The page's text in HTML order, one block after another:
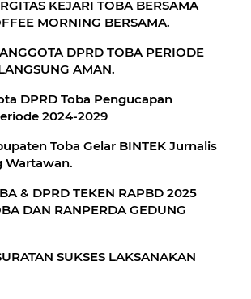
KEJARI TOBA BERSAMA
MORNING BERSAMA.
DPRD TOBA PERIODE
AMAN.
DPRD Toba Pengucapan
2024-2029
Toba Gelar BINTEK Jurnalis
Wartawan.
2025
DAN RANPERDA GEDUNG
SUKSES LAKSANAKAN